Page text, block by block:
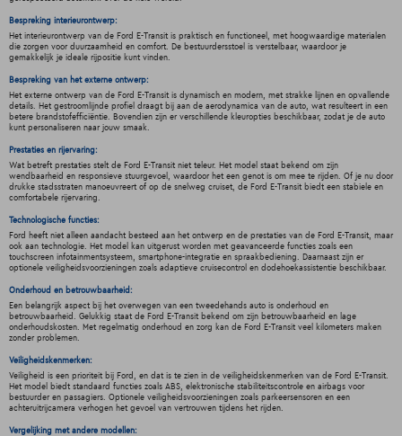
Bespreking interieurontwerp:
Het interieurontwerp van de Ford E-Transit is praktisch en functioneel, met hoogwaardige materialen
die zorgen voor duurzaamheid en comfort. De bestuurdersstoel is verstelbaar, waardoor je
gemakkelijk je ideale rijpositie kunt vinden.
Bespreking van het externe ontwerp:
Het externe ontwerp van de Ford E-Transit is dynamisch en modern, met strakke lijnen en opvallende
details. Het gestroomlijnde profiel draagt bij aan de aerodynamica van de auto, wat resulteert in een
betere brandstofefficiëntie. Bovendien zijn er verschillende kleuropties beschikbaar, zodat je de auto
kunt personaliseren naar jouw smaak.
Prestaties en rijervaring:
Wat betreft prestaties stelt de Ford E-Transit niet teleur. Het model staat bekend om zijn
wendbaarheid en responsieve stuurgevoel, waardoor het een genot is om mee te rijden. Of je nu door
drukke stadsstraten manoeuvreert of op de snelweg cruiset, de Ford E-Transit biedt een stabiele en
comfortabele rijervaring.
Technologische functies:
Ford heeft niet alleen aandacht besteed aan het ontwerp en de prestaties van de Ford E-Transit, maar
ook aan technologie. Het model kan uitgerust worden met geavanceerde functies zoals een
touchscreen infotainmentsysteem, smartphone-integratie en spraakbediening. Daarnaast zijn er
optionele veiligheidsvoorzieningen zoals adaptieve cruisecontrol en dodehoekassistentie beschikbaar.
Onderhoud en betrouwbaarheid:
Een belangrijk aspect bij het overwegen van een tweedehands auto is onderhoud en
betrouwbaarheid. Gelukkig staat de Ford E-Transit bekend om zijn betrouwbaarheid en lage
onderhoudskosten. Met regelmatig onderhoud en zorg kan de Ford E-Transit veel kilometers maken
zonder problemen.
Veiligheidskenmerken:
Veiligheid is een prioriteit bij Ford, en dat is te zien in de veiligheidskenmerken van de Ford E-Transit.
Het model biedt standaard functies zoals ABS, elektronische stabiliteitscontrole en airbags voor
bestuurder en passagiers. Optionele veiligheidsvoorzieningen zoals parkeersensoren en een
achteruitrijcamera verhogen het gevoel van vertrouwen tijdens het rijden.
Vergelijking met andere modellen: